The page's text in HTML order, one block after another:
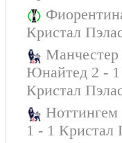
Кристал
Манчестер
Юнайтед 2 - 1
Кристал
1 - 1 Кристал